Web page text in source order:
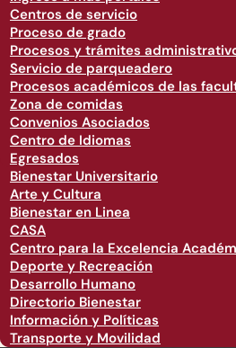
Centros de servicio
Proceso de grado
Procesos y trámites
Servicio de parqueadero
Procesos académicos de las
Zona de comidas
Convenios Asociados
Centro de Idiomas
Egresados
Bienestar Universitario
Arte y Cultura
Bienestar en Linea
CASA
Centro para la Excelencia
Deporte y Recreación
Desarrollo Humano
Directorio Bienestar
Información y Políticas
Transporte y Movilidad